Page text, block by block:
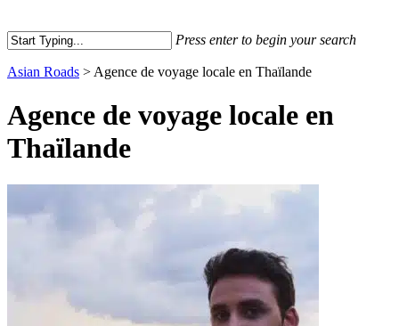
Press enter to begin your search
Search
Asian Roads > Agence de voyage locale en Thaïlande
Agence de voyage locale en
Thaïlande